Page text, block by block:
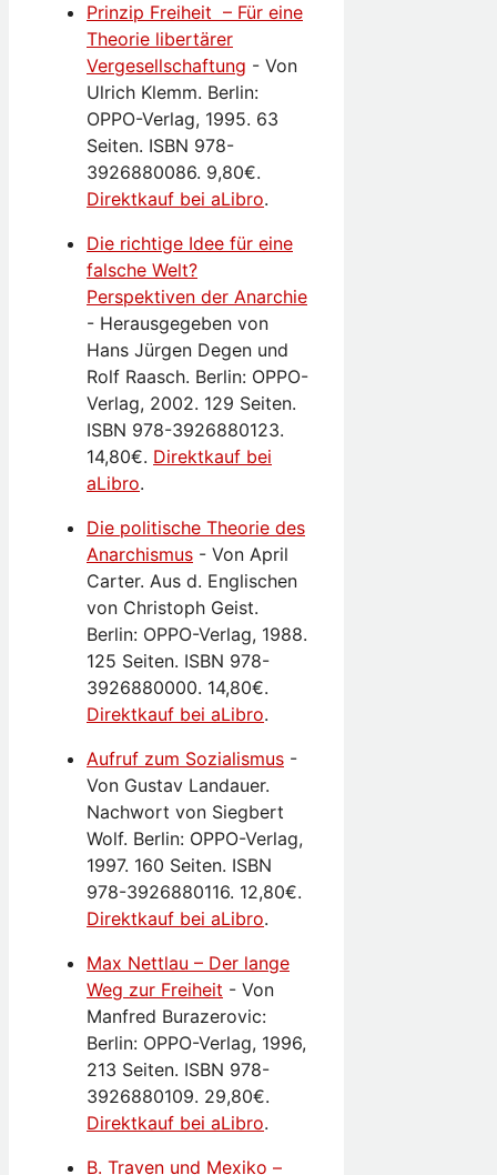
Prinzip Freiheit – Für eine
Theorie libertärer
Vergesellschaftung - Von
Ulrich Klemm. Berlin:
OPPO-Verlag, 1995. 63
Seiten. ISBN 978-
3926880086. 9,80€.
Direktkauf bei aLibro.
Die richtige Idee für eine
falsche Welt?
Perspektiven der Anarchie
- Herausgegeben von
Hans Jürgen Degen und
Rolf Raasch. Berlin: OPPO-
Verlag, 2002. 129 Seiten.
ISBN 978-3926880123.
14,80€. Direktkauf bei
aLibro.
Die politische Theorie des
Anarchismus - Von April
Carter. Aus d. Englischen
von Christoph Geist.
Berlin: OPPO-Verlag, 1988.
125 Seiten. ISBN 978-
3926880000. 14,80€.
Direktkauf bei aLibro.
Aufruf zum Sozialismus -
Von Gustav Landauer.
Nachwort von Siegbert
Wolf. Berlin: OPPO-Verlag,
1997. 160 Seiten. ISBN
978-3926880116. 12,80€.
Direktkauf bei aLibro.
Max Nettlau – Der lange
Weg zur Freiheit - Von
Manfred Burazerovic:
Berlin: OPPO-Verlag, 1996,
213 Seiten. ISBN 978-
3926880109. 29,80€.
Direktkauf bei aLibro.
B. Traven und Mexiko –